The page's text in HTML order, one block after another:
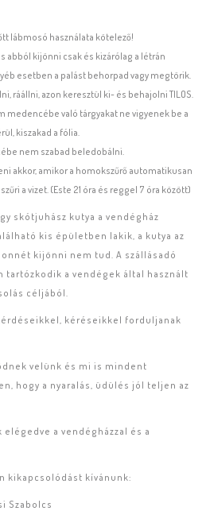
lábmosó használata kötelező!
abból kijönni csak és kizárólag a létrán
esetben a palást behorpad vagy megtörik.
ráállni, azon keresztül ki- és behajolni TILOS.
medencébe való tárgyakat ne vigyenek be a
kiszakad a fólia.
nem szabad beledobálni.
akkor, amikor a homokszűrő automatikusan
a vizet. (Este 21 óra és reggel 7 óra között)
skótjuhász kutya a vendégház
kis épületben lakik, a kutya az
kijönni nem tud. A szállásadó
tartózkodik a vendégek által használt
céljából.
kéréseikkel forduljanak
velünk és mi is mindent
hogy a nyaralás, üdülés jól teljen az
a vendégházzal és a
kikapcsolódást kívánunk: